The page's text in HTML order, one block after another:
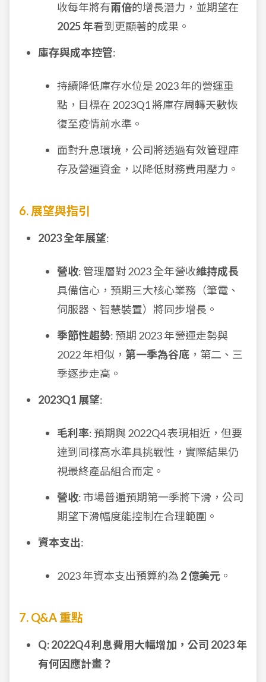
收每年將有兩倍的增長潛力，並期望在
2025 年看到更顯著的成果。
庫存與成本控管:
持續降低庫存水位是 2023 年的營運重
點，目標在 2023Q1 將庫存周轉天數恢
復至疫情前水準。
面對升息環境，公司將透過有效管理庫
存及營運資金，以降低財務費用壓力。
6. 展望與指引
2023 全年展望:
營收: 管理層對 2023 全年營收維持成長
具備信心，預期三大核心業務（筆電、
伺服器、智慧裝置）將同步增長。
季節性趨勢: 預期 2023 年營運走勢與
2022 年相似， 第一季為谷底 ，第二、三
季逐步走高。
2023Q1 展望:
毛利率: 預期與 2022Q4 表現相近，但要
達到同樣高水準具挑戰性，實際結果仍
視最終產品組合而定。
營收: 市場普遍預期第一季將下滑，公司
期望下滑幅度能控制在合理範圍。
資本支出:
2023 年資本支出預算約為 2 億美元 。
7. Q&A 重點
Q: 2022Q4 利息費用大幅增加，公司 2023 年
有何因應計畫？